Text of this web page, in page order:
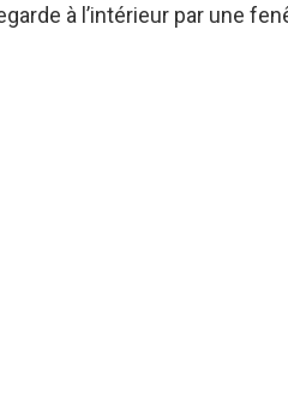
à l’intérieur par une